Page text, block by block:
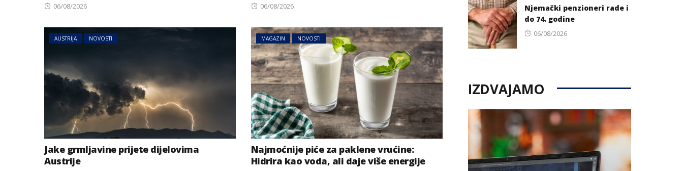
Posted
06/08/2026
Posted
06/08/2026
AUSTRIJA NOVOSTI
Jake grmljavine prijete dijelovima
Austrije
MAGAZIN NOVOSTI
Najmoćnije piće za paklene vrućine:
Hidrira kao voda, ali daje više energije
Njemački penzioneri rade i
do 74. godine
Posted
06/08/2026
IZDVAJAMO